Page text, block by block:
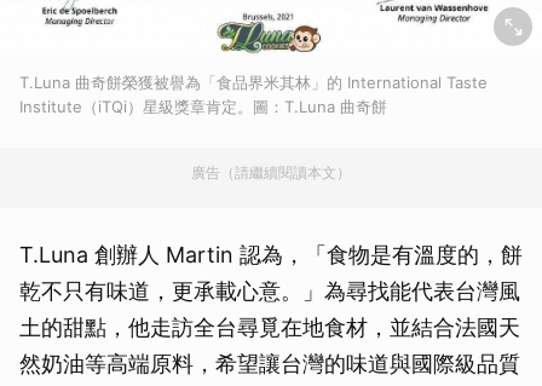
T.Luna 曲奇餅榮獲被譽為「食品界米其林」的 International Taste
Institute（iTQi）星級獎章肯定。圖：T.Luna 曲奇餅
廣告（請繼續閱讀本文）
T.Luna 創辦人 Martin 認為，「食物是有溫度的，餅
乾不只有味道，更承載心意。」為尋找能代表台灣風
土的甜點，他走訪全台尋覓在地食材，並結合法國天
然奶油等高端原料，希望讓台灣的味道與國際級品質